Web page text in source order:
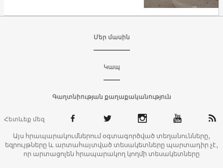
Մեր մասին
Կապ
Գաղտնիության քաղաքականություն
Հետևեք մեզ
Այս հրապարակումներում օգտագործված տեղանունները,
եզրույթները և արտահայտված տեսակետները պարտադիր չէ,
որ արտացոլեն հրապարակող կողմի տեսակետները